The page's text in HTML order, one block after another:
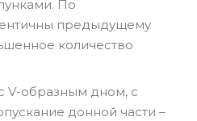
По
предыдущему
количество
V-образным дном, с
донной части –